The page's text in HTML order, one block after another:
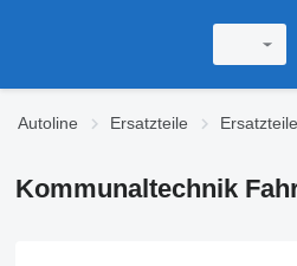
Autoline Ersatzteile
Kommunaltechnik